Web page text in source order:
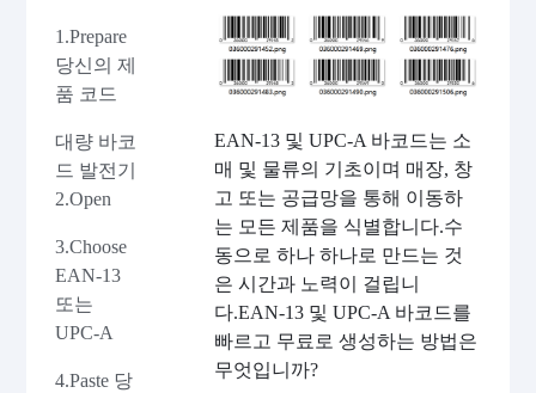
1.Prepare
당신의 제
품 코드
대량 바코
드 발전기
2.Open
3.Choose
EAN-13
또는
UPC-A
4.Paste 당
EAN-13 및 UPC-A 바코드는 소
매 및 물류의 기초이며 매장, 창
고 또는 공급망을 통해 이동하
는 모든 제품을 식별합니다.수
동으로 하나 하나로 만드는 것
은 시간과 노력이 걸립니
다.EAN-13 및 UPC-A 바코드를
빠르고 무료로 생성하는 방법은
무엇입니까?